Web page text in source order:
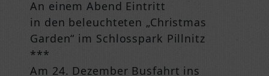
An einem Abend Eintritt
in den beleuchteten „Christmas
Garden“ im Schlosspark Pillnitz
***
Am 24. Dezember Busfahrt ins